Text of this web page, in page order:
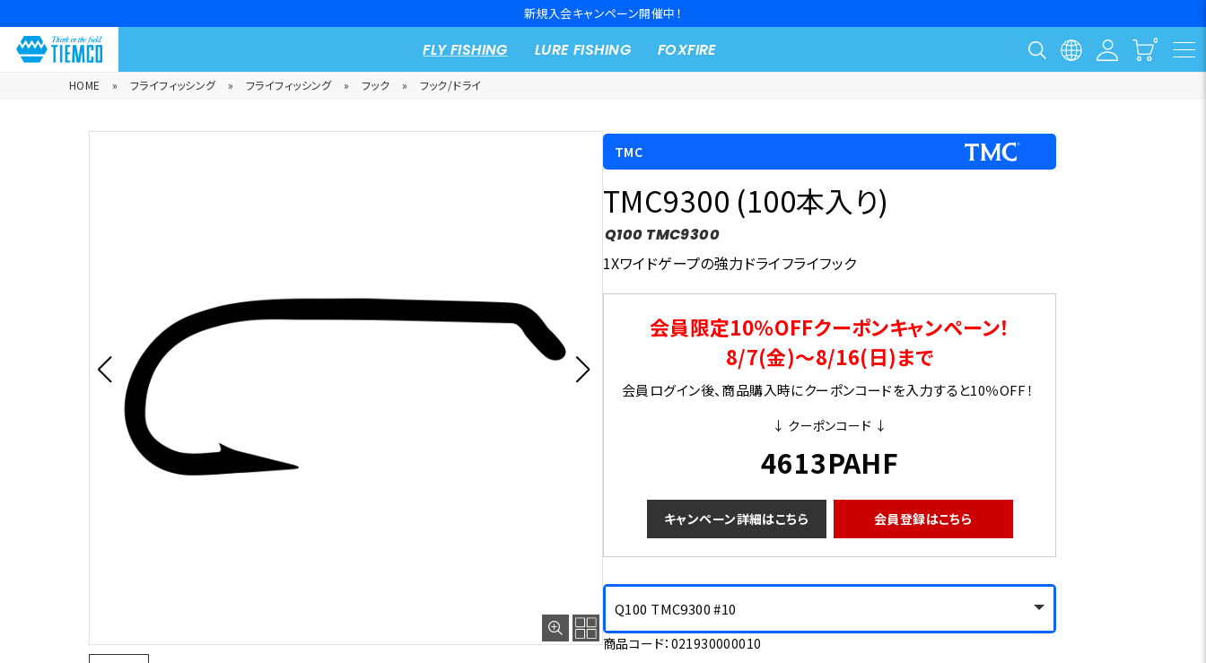
新規入会キャンペーン開催中！
FLY FISHING LURE FISHING FOXFIRE
HOME » フライフィッシング » フライフィッシング » フック » フック/ドライ
TMC
TMC9300 (100本入り)
Q100 TMC9300
1Xワイドゲープの強力ドライフライフック
会員限定10％OFFクーポンキャンペーン！
8/7(金)～8/16(日)まで
会員ログイン後、商品購入時にクーポンコードを入力すると10％OFF！
↓ クーポンコード ↓
4613PAHF
キャンペーン詳細はこちら 会員登録はこちら
Q100 TMC9300 #10
商品コード：021930000010